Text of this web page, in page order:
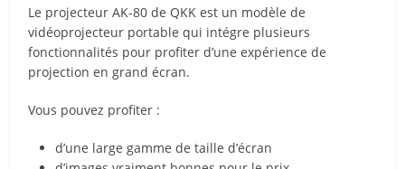
Le projecteur AK-80 de QKK est un modèle de
vidéoprojecteur portable qui intégre plusieurs
fonctionnalités pour profiter d’une expérience de
projection en grand écran.
Vous pouvez profiter :
d’une large gamme de taille d’écran